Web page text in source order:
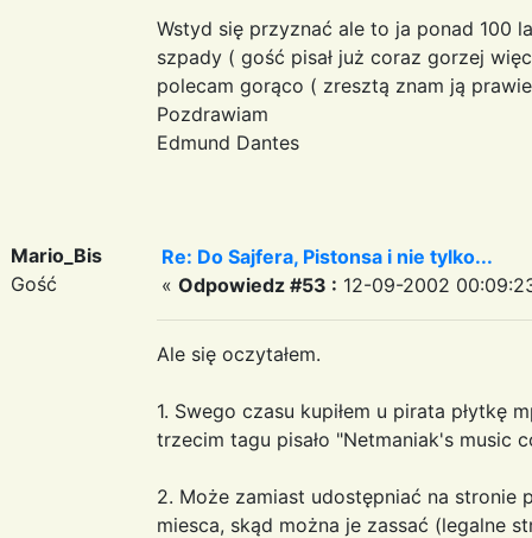
Wstyd się przyznać ale to ja ponad 100
szpady ( gość pisał już coraz gorzej
polecam gorąco ( zresztą znam ją
Pozdrawiam
Edmund Dantes
Mario_Bis
Gość
Re: Do Sajfera, Pistonsa i nie tylko...
« Odpowiedz #53 : 12-09-2002
Ale się oczytałem.
1. Swego czasu kupiłem u pirata płytkę
trzecim tagu pisało "Netmaniak's music
2. Może zamiast udostępniać na stronie
miesca, skąd można je zassać (legalne